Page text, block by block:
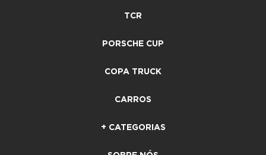
TCR
PORSCHE CUP
COPA TRUCK
CARROS
+ CATEGORIAS